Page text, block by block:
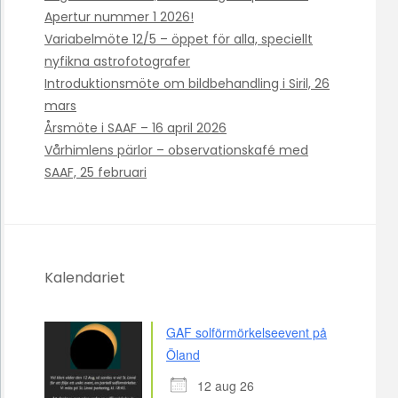
Apertur nummer 1 2026!
Variabelmöte 12/5 – öppet för alla, speciellt
nyfikna astrofotografer
Introduktionsmöte om bildbehandling i Siril, 26
mars
Årsmöte i SAAF – 16 april 2026
Vårhimlens pärlor – observationskafé med
SAAF, 25 februari
Kalendariet
GAF solförmörkelseevent på
Öland
12 aug 26